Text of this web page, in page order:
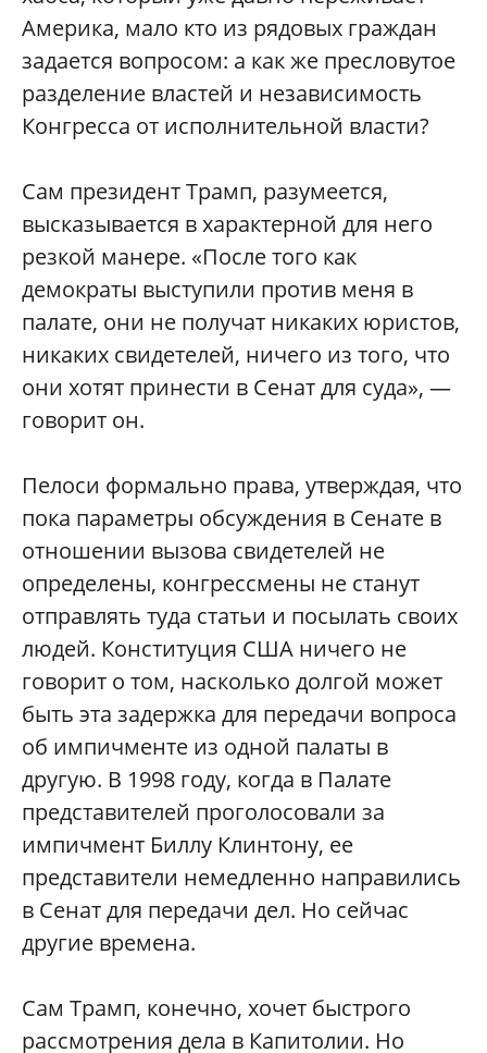
Америка, мало кто из рядовых граждан
задается вопросом: а как же пресловутое
разделение властей и независимость
Конгресса от исполнительной власти?
Сам президент Трамп, разумеется,
высказывается в характерной для него
резкой манере. «После того как
демократы выступили против меня в
палате, они не получат никаких юристов,
никаких свидетелей, ничего из того, что
они хотят принести в Сенат для суда», —
говорит он.
Пелоси формально права, утверждая, что
пока параметры обсуждения в Сенате в
отношении вызова свидетелей не
определены, конгрессмены не станут
отправлять туда статьи и посылать своих
людей. Конституция США ничего не
говорит о том, насколько долгой может
быть эта задержка для передачи вопроса
об импичменте из одной палаты в
другую. В 1998 году, когда в Палате
представителей проголосовали за
импичмент Биллу Клинтону, ее
представители немедленно направились
в Сенат для передачи дел. Но сейчас
другие времена.
Сам Трамп, конечно, хочет быстрого
рассмотрения дела в Капитолии. Но